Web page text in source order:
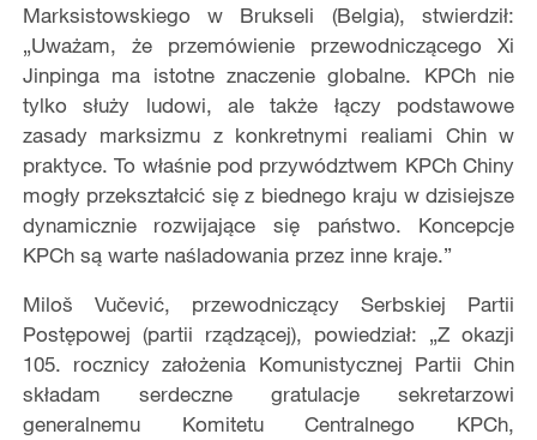
Marksistowskiego w Brukseli (Belgia), stwierdził:
„Uważam, że przemówienie przewodniczącego Xi
Jinpinga ma istotne znaczenie globalne. KPCh nie
tylko służy ludowi, ale także łączy podstawowe
zasady marksizmu z konkretnymi realiami Chin w
praktyce. To właśnie pod przywództwem KPCh Chiny
mogły przekształcić się z biednego kraju w dzisiejsze
dynamicznie rozwijające się państwo. Koncepcje
KPCh są warte naśladowania przez inne kraje.”
Miloš Vučević, przewodniczący Serbskiej Partii
Postępowej (partii rządzącej), powiedział: „Z okazji
105. rocznicy założenia Komunistycznej Partii Chin
składam serdeczne gratulacje sekretarzowi
generalnemu Komitetu Centralnego KPCh,